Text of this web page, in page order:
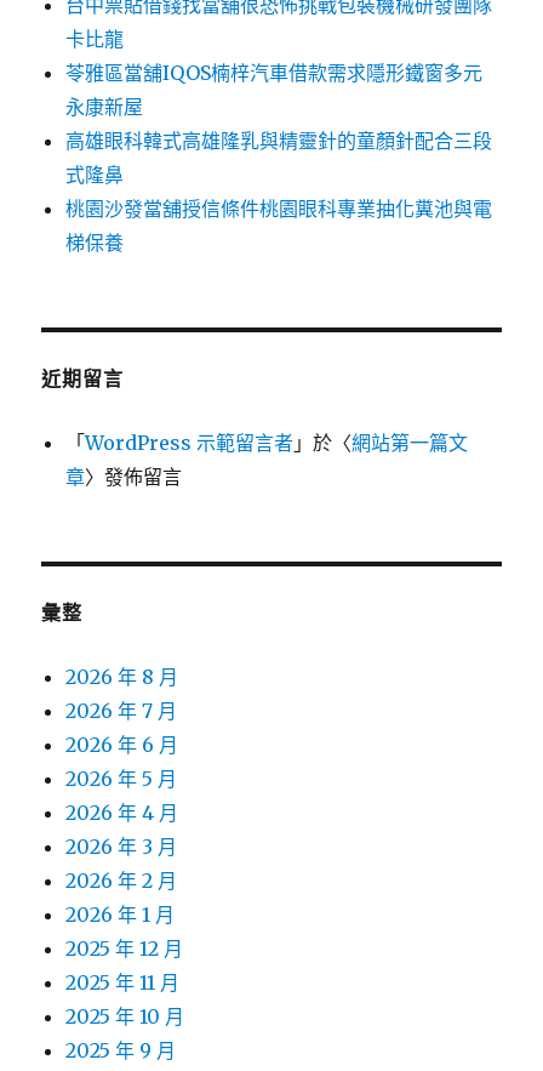
台中票貼借錢找當舖很恐怖挑戰包裝機械研發團隊
卡比龍
苓雅區當舖IQOS楠梓汽車借款需求隱形鐵窗多元
永康新屋
高雄眼科韓式高雄隆乳與精靈針的童顏針配合三段
式隆鼻
桃園沙發當舖授信條件桃園眼科專業抽化糞池與電
梯保養
近期留言
「WordPress 示範留言者 」於〈網站第一篇文
章〉發佈留言
彙整
2026 年 8 月
2026 年 7 月
2026 年 6 月
2026 年 5 月
2026 年 4 月
2026 年 3 月
2026 年 2 月
2026 年 1 月
2025 年 12 月
2025 年 11 月
2025 年 10 月
2025 年 9 月